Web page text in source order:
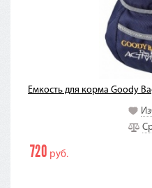
Емкость для корма Goody
720 руб.